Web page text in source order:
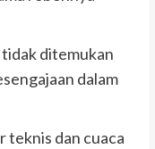
tidak ditemukan
dalam
teknis dan cuaca